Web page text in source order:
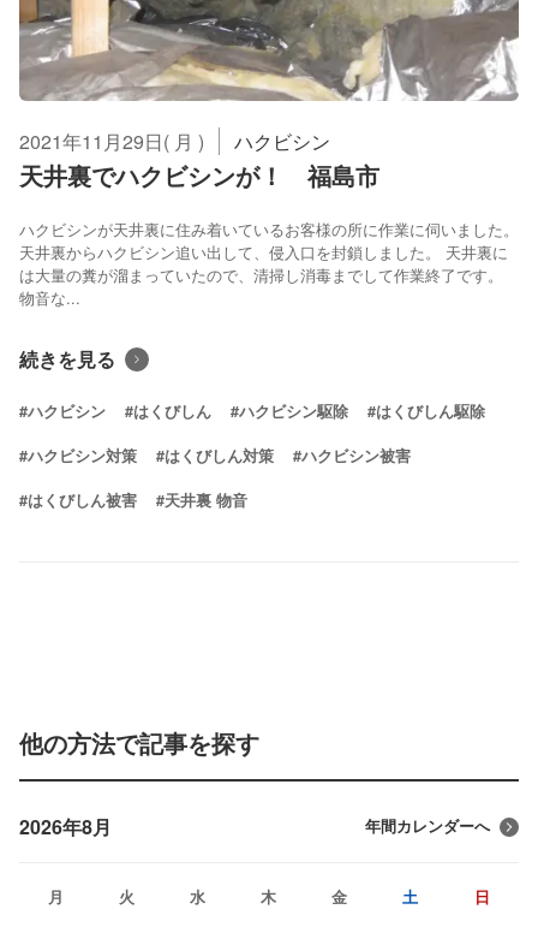
2021年11月29日( 月 ) ハクビシン
天井裏でハクビシンが！ 福島市
ハクビシンが天井裏に住み着いているお客様の所に作業に伺いました。
天井裏からハクビシン追い出して、侵入口を封鎖しました。 天井裏に
は大量の糞が溜まっていたので、清掃し消毒までして作業終了です。
物音な...
続きを見る
#ハクビシン #はくびしん #ハクビシン駆除 #はくびしん駆除
#ハクビシン対策 #はくびしん対策 #ハクビシン被害
#はくびしん被害 #天井裏 物音
他の方法で記事を探す
2026年8月 年間カレンダーへ
月 火 水 木 金 土 日